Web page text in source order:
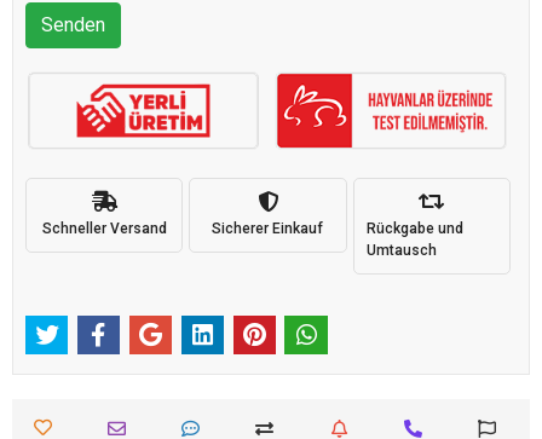
Senden
Schneller Versand Sicherer Einkauf
Rückgabe und
Umtausch